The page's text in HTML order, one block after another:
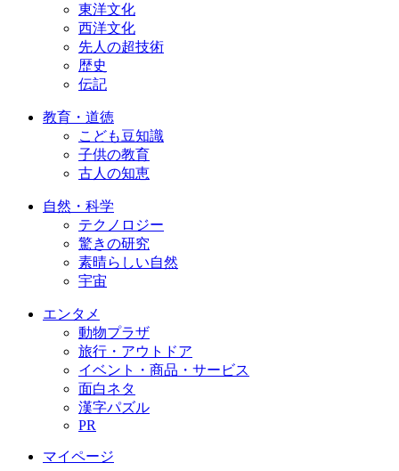
東洋文化
西洋文化
先人の超技術
歴史
伝記
教育・道徳
こども豆知識
子供の教育
古人の知恵
自然・科学
テクノロジー
驚きの研究
素晴らしい自然
宇宙
エンタメ
動物プラザ
旅行・アウトドア
イベント・商品・サービス
面白ネタ
漢字パズル
PR
マイページ